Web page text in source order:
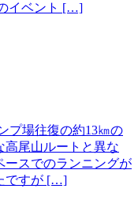
イベント […]
プ場往復の約13㎞の
高尾山ルートと異な
ースでのランニングが
ですが […]